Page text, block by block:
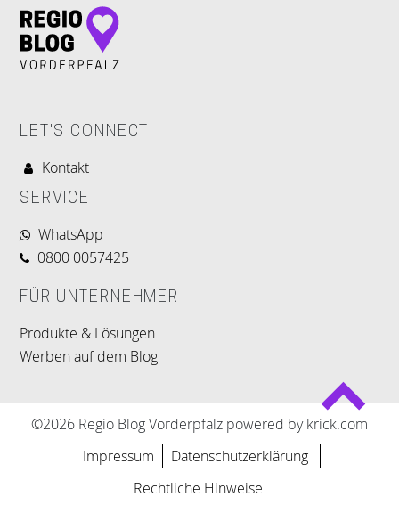
LET'S CONNECT
Kontakt
SERVICE
WhatsApp
0800 0057425
FÜR UNTERNEHMER
Produkte & Lösungen
Werben auf dem Blog
©2026 Regio Blog Vorderpfalz powered by krick.com
Impressum
Datenschutzerklärung
Rechtliche Hinweise